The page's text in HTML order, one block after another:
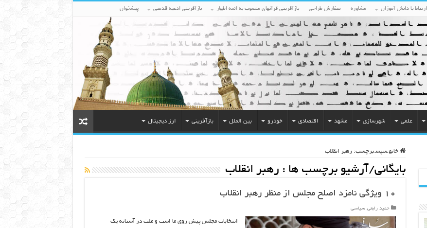
ارتباط با دانش آموزان مشاوره سفارش طراحی بازآفرینی قرآنهای منسوب به ائمه اطهار بازآفرینی ادعیه قدسی پیشخوان
علمی شهرسازی مشهد اقتصادی خودرو بین الملل بازآفرینی ارز دیجیتال
خانه سپس برچسب: رهبر انقلاب
بایگانی/آرشیو برچسب ها : رهبر انقلاب
۱۰ ویژگی نامزد اصلح مجلس از منظر رهبر انقلاب
حمید رابعی,سیاسی
انتخابات مجلس پیش روی ما است و ملت در آستانه‌ یک